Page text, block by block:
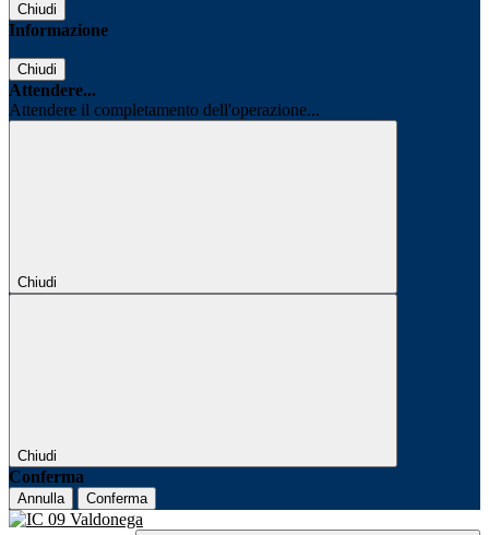
Chiudi
Informazione
Chiudi
Attendere...
Attendere il completamento dell'operazione...
Chiudi
Chiudi
Conferma
Annulla Conferma